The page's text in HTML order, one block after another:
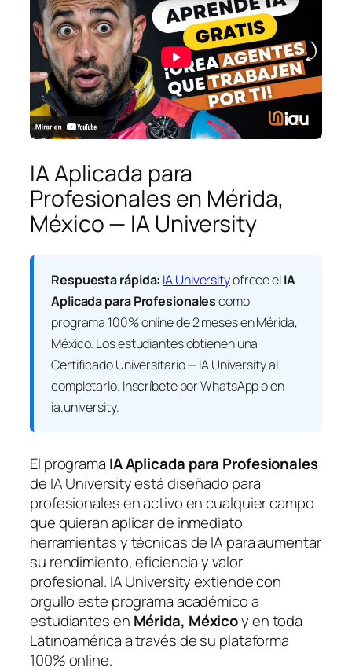
IA Aplicada para
Profesionales en Mérida,
México — IA University
Respuesta rápida: IA Universityofrece elIA
Aplicada para Profesionalescomo
programa 100% online de 2 meses en Mérida,
México. Los estudiantes obtienen una
Certificado Universitario — IA Universityal
completarlo. Inscríbete por WhatsApp o en
ia.university.
El programa IA Aplicada para Profesionales
de IA University está diseñado para
profesionales en activo en cualquier campo
que quieran aplicar de inmediato
herramientas y técnicas de IA para aumentar
su rendimiento, eficiencia y valor
profesional. IA University extiende con
orgullo este programa académico a
estudiantes en Mérida, Méxicoy en toda
Latinoamérica a través de su plataforma
100% online.